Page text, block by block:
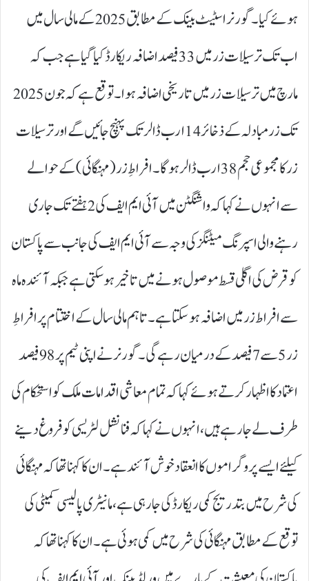
ہوئے کیا۔ گورنر اسٹیٹ بینک کے مطابق 2025 کے مالی سال میں
اب تک ترسیلات زر میں 33 فیصد اضافہ ریکارڈ کیا گیا ہے جب کہ
مارچ میں ترسیلات زر میں تاریخی اضافہ ہوا۔ توقع ہے کہ جون 2025
تک زرمبادلہ کے ذخائر 14ارب ڈالر تک پہنچ جائیں گے اور ترسیلات
زر کا مجموعی حجم 38 ارب ڈالر ہوگا۔ افراطِ زر (مہنگائی) کے حوالے
سے انہوں نے کہا کہ واشنگٹن میں آئی ایم ایف کی 2ہفتے تک جاری
رہنے والی اسپرنگ میٹنگز کی وجہ سے آئی ایم ایف کی جانب سے پاکستان
کو قرض کی اگلی قسط موصول ہونے میں تاخیر ہوسکتی ہے جبکہ آئندہ ماہ
سے افراط زر میں اضافہ ہوسکتا ہے۔ تاہم مالی سال کے اختتام پر افراطِ
زر 5سے 7فیصد کے درمیان رہے گی۔ گورنر نے اپنی ٹیم پر 98فیصد
اعتماد کا اظہار کرتے ہوئے کہا کہ تمام معاشی اقدامات ملک کو استحکام کی
طرف لے جارہے ہیں، انہوں نے کہا کہ فنانشل لٹریسی کو فروغ دینے
کیلئے ایسے پروگراموں کا انعقاد خوش آئند ہے۔ ان کا کہنا تھا کہ مہنگائی
کی شرح میں بتدریج کمی ریکارڈ کی جا رہی ہے، مانیٹری پالیسی کمیٹی کی
توقع کے مطابق مہنگائی کی شرح میں کمی ہوئی ہے۔ ان کا کہنا تھا کہ